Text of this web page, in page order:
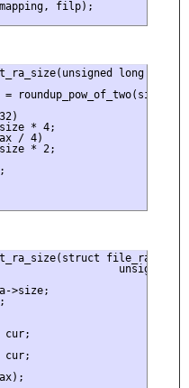
filp);
long size,
roundup_pow_of_two(size);
* 4;
/ 4)
* 2;
unsigned
>size;
cur;
cur;